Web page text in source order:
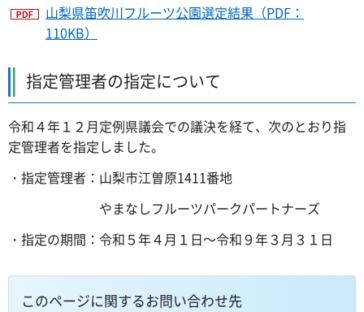
山梨県笛吹川フルーツ公園選定結果（PDF：
110KB）
指定管理者の指定について
令和４年１２月定例県議会での議決を経て、次のとおり指
定管理者を指定しました。
・指定管理者：山梨市江曽原1411番地
やまなしフルーツパークパートナーズ
・指定の期間：令和５年４月１日～令和９年３月３１日
このページに関するお問い合わせ先